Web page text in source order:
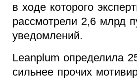
в ходе которого
рассмотрели 2,6 млрд
уведомлений.
Leanplum определила
сильнее прочих